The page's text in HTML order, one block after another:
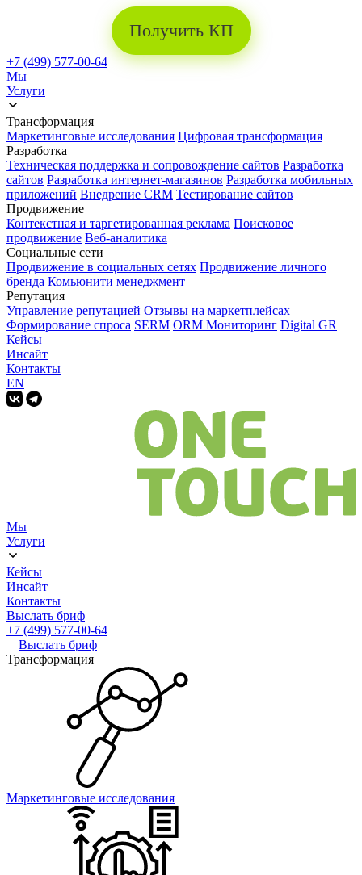
Получить КП
+7 (499) 577-00-64
Мы
Услуги
Трансформация
Маркетинговые исследования Цифровая трансформация
Разработка
Техническая поддержка и сопровождение сайтов Разработка
сайтов Разработка интернет-магазинов Разработка мобильных
приложений Внедрение CRM Тестирование сайтов
Продвижение
Контекстная и таргетированная реклама Поисковое
продвижение Веб-аналитика
Социальные сети
Продвижение в социальных сетях Продвижение личного
бренда Комьюнити менеджмент
Репутация
Управление репутацией Отзывы на маркетплейсах
Формирование спроса SERM ORM Мониторинг Digital GR
Кейсы
Инсайт
Контакты
EN
Мы
Услуги
Кейсы
Инсайт
Контакты
Выслать бриф
+7 (499) 577-00-64
Выслать бриф
Трансформация
Маркетинговые исследования